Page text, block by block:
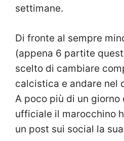
settimane.
Di fronte al sempre
(appena 6 partite
scelto di cambiare
calcistica e andare nel
A poco più di un giorno
ufficiale il marocchino
un post sui social la